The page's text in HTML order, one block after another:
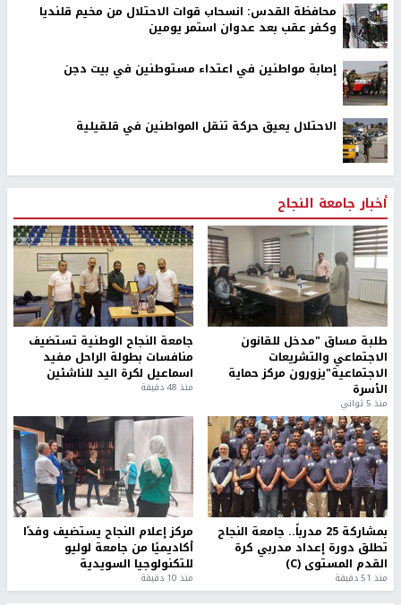
محافظة القدس: انسحاب قوات الاحتلال من مخيم قلنديا
وكفر عقب بعد عدوان استمر يومين
إصابة مواطنين في اعتداء مستوطنين في بيت دجن
الاحتلال يعيق حركة تنقل المواطنين في قلقيلية
أخبار جامعة النجاح
طلبة مساق "مدخل للقانون
الاجتماعي والتشريعات
الاجتماعية"يزورون مركز حماية
الأسرة
منذ 5 ثواني
جامعة النجاح الوطنية تستضيف
منافسات بطولة الراحل مفيد
اسماعيل لكرة اليد للناشئين
منذ 48 دقيقة
بمشاركة 25 مدرباً.. جامعة النجاح
تطلق دورة إعداد مدربي كرة
القدم المستوى (C)
منذ 51 دقيقة
مركز إعلام النجاح يستضيف وفدًا
أكاديميًا من جامعة لوليو
للتكنولوجيا السويدية
منذ 10 دقيقة